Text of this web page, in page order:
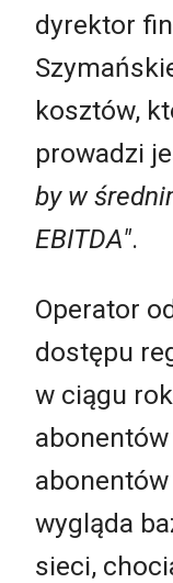
dyrektor
kosztów,
prowadzi
by w
EBITDA".
Operator
dostępu
w ciągu
wygląda
sieci,